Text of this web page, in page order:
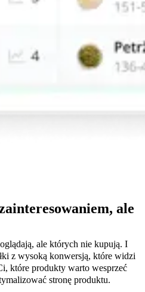
ale
ale których nie kupują. I
z wysoką konwersją, które widzi
które produkty warto wesprzeć
stronę produktu.